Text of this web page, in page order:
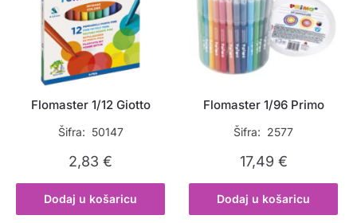
Flomaster 1/12 Giotto
Šifra: 50147
2,83€
Dodaj u košaricu
Flomaster 1/96 Primo
Šifra: 2577
17,49 €
Dodaj u košaricu